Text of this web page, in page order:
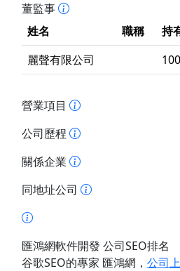
董監事
姓名
職稱 持
麗聲有限公司
營業項目
公司歷程
關係企業
同地址公司
匯鴻網軟件開發 公司SEO排名
谷歌SEO的專家 匯鴻網 ， 公司